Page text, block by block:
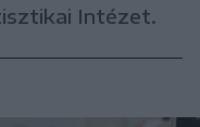
Intézet.